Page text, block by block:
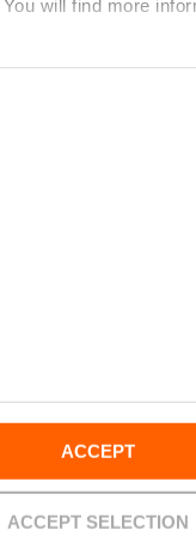
will find more
ACCEPT
ACCEPT SELECTION
Scienze
VLC Tourist Card